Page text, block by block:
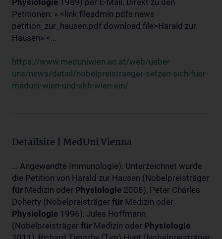
Physiologie 1989) per E-Mail. Direkt zu den
Petitionen: » <link fileadmin pdfs news
petition_zur_hausen.pdf download file>Harald zur
Hausen» <...
https://www.meduniwien.ac.at/web/ueber-
uns/news/detail/nobelpreistraeger-setzen-sich-fuer-
meduni-wien-und-akh-wien-ein/
Detailsite | MedUni Vienna
... Angewandte Immunologie). Unterzeichnet wurde
die Petition von Harald zur Hausen (Nobelpreisträger
für Medizin oder Physiologie 2008), Peter Charles
Doherty (Nobelpreisträger für Medizin oder
Physiologie 1996), Jules Hoffmann
(Nobelpreisträger für Medizin oder Physiologie